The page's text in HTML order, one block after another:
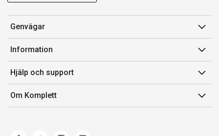
Genvägar
Konto
Orderhistorik
Presentkort
Komplett Club
Information
Försäljningsvillkor
Medlemsvillkor for Komplett Club
Lediga tjänster
Hjälp och support
Kontakta oss
Kundservice
Om Komplett